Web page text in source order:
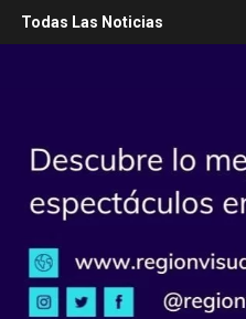
Todas Las Noticias